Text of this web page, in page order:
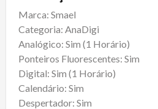
Marca: Smael
Categoria: AnaDigi
Analógico: Sim (1 Horário)
Ponteiros Fluorescentes: Sim
Digital: Sim (1 Horário)
Calendário: Sim
Despertador: Sim